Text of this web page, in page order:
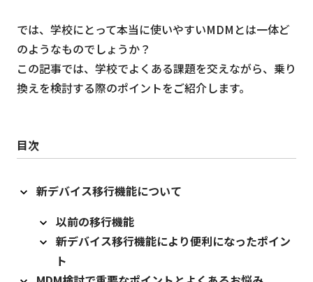
では、学校にとって本当に使いやすいMDMとは一体ど
のようなものでしょうか？
この記事では、学校でよくある課題を交えながら、乗り
換えを検討する際のポイントをご紹介します。
目次
新デバイス移行機能について
以前の移行機能
新デバイス移行機能により便利になったポイン
ト